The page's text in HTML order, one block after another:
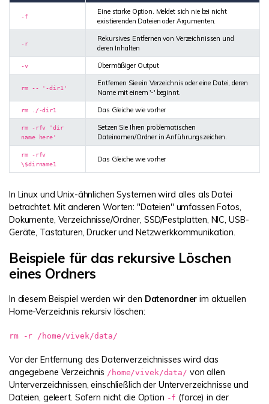
-f
Eine starke Option. Meldet sich nie bei nicht
existierenden Dateien oder Argumenten.
-r
Rekursives Entfernen von Verzeichnissen und
deren Inhalten
-v Übermäßiger Output
rm -- '-dir1'
Entfernen Sie ein Verzeichnis oder eine Datei, deren
Name mit einem '-' beginnt.
rm ./-dir1 Das Gleiche wie vorher
rm -rfv 'dir
name here'
Setzen Sie Ihren problematischen
Dateinamen/Ordner in Anführungszeichen.
rm -rfv
\$dirname1
Das Gleiche wie vorher
In Linux und Unix-ähnlichen Systemen wird alles als Datei
betrachtet. Mit anderen Worten: "Dateien" umfassen Fotos,
Dokumente, Verzeichnisse/Ordner, SSD/Festplatten, NIC, USB-
Geräte, Tastaturen, Drucker und Netzwerkkommunikation.
Beispiele für das rekursive Löschen
eines Ordners
In diesem Beispiel werden wir den Datenordner im aktuellen
Home-Verzeichnis rekursiv löschen:
rm -r /home/vivek/data/
Vor der Entfernung des Datenverzeichnisses wird das
angegebene Verzeichnis /home/vivek/data/ von allen
Unterverzeichnissen, einschließlich der Unterverzeichnisse und
Dateien, geleert. Sofern nicht die Option -f (force) in der